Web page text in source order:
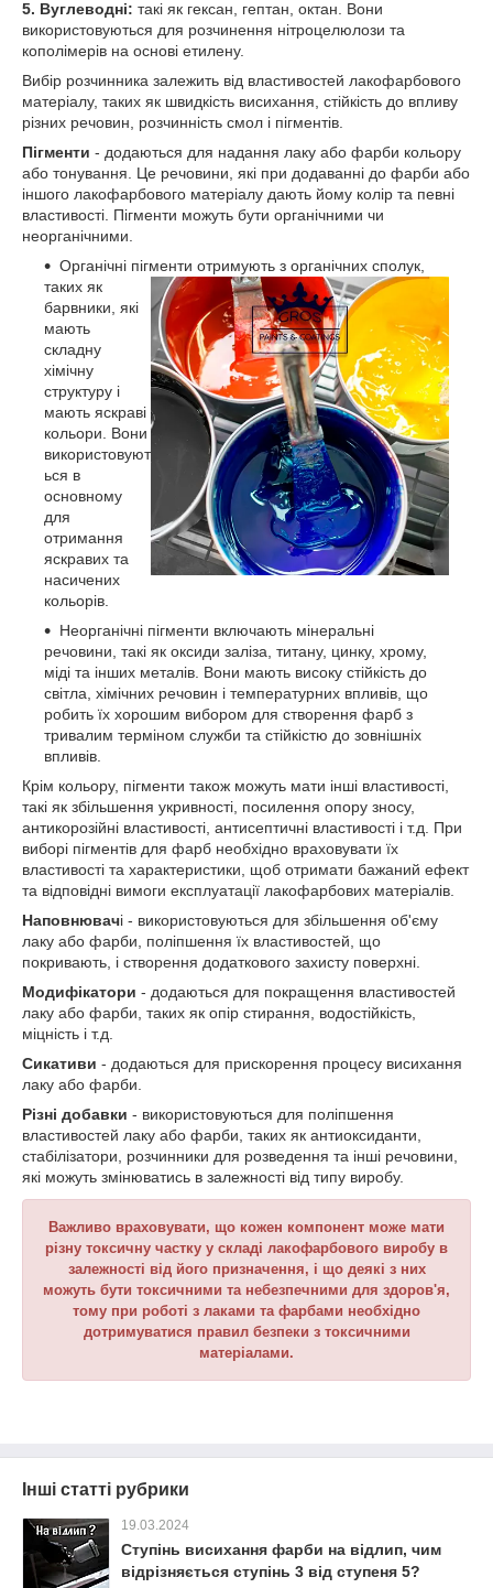
5. Вуглеводні: такі як гексан, гептан, октан. Вони
використовуються для розчинення нітроцелюлози та
кополімерів на основі етилену.
Вибір розчинника залежить від властивостей лакофарбового
матеріалу, таких як швидкість висихання, стійкість до впливу
різних речовин, розчинність смол і пігментів.
Пігменти - додаються для надання лаку або фарби кольору
або тонування. Це речовини, які при додаванні до фарби або
іншого лакофарбового матеріалу дають йому колір та певні
властивості. Пігменти можуть бути органічними чи
неорганічними.
Органічні пігменти отримують з органічних сполук,
таких як
барвники, які
мають
складну
хімічну
структуру і
мають яскраві
кольори. Вони
використовуют
ься в
основному
для
отримання
яскравих та
насичених
кольорів.
Неорганічні пігменти включають мінеральні
речовини, такі як оксиди заліза, титану, цинку, хрому,
міді та інших металів. Вони мають високу стійкість до
світла, хімічних речовин і температурних впливів, що
робить їх хорошим вибором для створення фарб з
тривалим терміном служби та стійкістю до зовнішніх
впливів.
Крім кольору, пігменти також можуть мати інші властивості,
такі як збільшення укривності, посилення опору зносу,
антикорозійні властивості, антисептичні властивості і т.д. При
виборі пігментів для фарб необхідно враховувати їх
властивості та характеристики, щоб отримати бажаний ефект
та відповідні вимоги експлуатації лакофарбових матеріалів.
Наповнювачі - використовуються для збільшення об'єму
лаку або фарби, поліпшення їх властивостей, що
покривають, і створення додаткового захисту поверхні.
Модифікатори - додаються для покращення властивостей
лаку або фарби, таких як опір стирання, водостійкість,
міцність і т.д.
Сикативи - додаються для прискорення процесу висихання
лаку або фарби.
Різні добавки - використовуються для поліпшення
властивостей лаку або фарби, таких як антиоксиданти,
стабілізатори, розчинники для розведення та інші речовини,
які можуть змінюватись в залежності від типу виробу.
Важливо враховувати, що кожен компонент може мати
різну токсичну частку у складі лакофарбового виробу в
залежності від його призначення, і що деякі з них
можуть бути токсичними та небезпечними для здоров'я,
тому при роботі з лаками та фарбами необхідно
дотримуватися правил безпеки з токсичними
матеріалами.
Інші статті рубрики
19.03.2024
Ступінь висихання фарби на відлип, чим
відрізняється ступінь 3 від ступеня 5?